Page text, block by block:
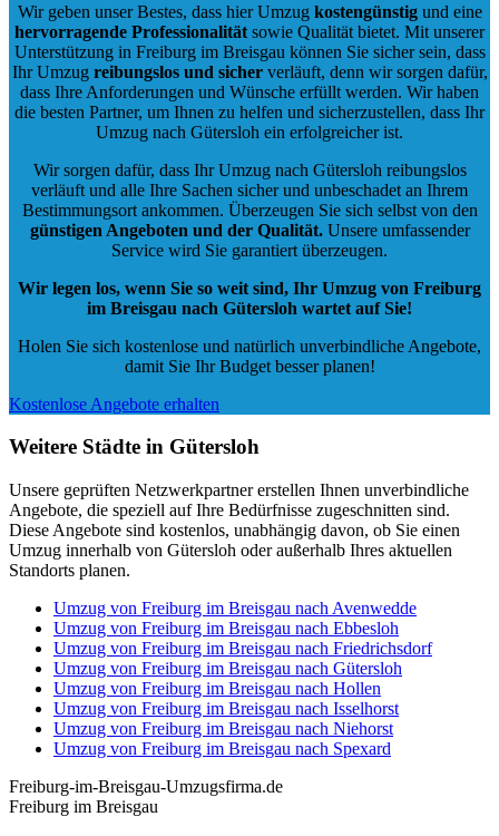
Wir geben unser Bestes, dass hier Umzug kostengünstigund eine
hervorragende Professionalität sowie Qualität bietet. Mit unserer
Unterstützung in Freiburg im Breisgau können Sie sicher sein, dass
Ihr Umzug reibungslos und sicherverläuft, denn wir sorgen dafür,
dass Ihre Anforderungen und Wünsche erfüllt werden. Wir haben
die besten Partner, um Ihnen zu helfen und sicherzustellen, dass Ihr
Umzug nach Gütersloh ein erfolgreicher ist.
Wir sorgen dafür, dass Ihr Umzug nach Gütersloh reibungslos
verläuft und alle Ihre Sachen sicher und unbeschadet an Ihrem
Bestimmungsort ankommen. Überzeugen Sie sich selbst von den
günstigen Angeboten und der Qualität.Unsere umfassender
Service wird Sie garantiert überzeugen.
Wir legen los, wenn Sie so weit sind, Ihr Umzug von Freiburg
im Breisgau nach Gütersloh wartet auf Sie!
Holen Sie sich kostenlose und natürlich unverbindliche Angebote,
damit Sie Ihr Budget besser planen!
Kostenlose Angebote erhalten
Weitere Städte in Gütersloh
Unsere geprüften Netzwerkpartner erstellen Ihnen unverbindliche
Angebote, die speziell auf Ihre Bedürfnisse zugeschnitten sind.
Diese Angebote sind kostenlos, unabhängig davon, ob Sie einen
Umzug innerhalb von Gütersloh oder außerhalb Ihres aktuellen
Standorts planen.
Umzug von Freiburg im Breisgau nach Avenwedde
Umzug von Freiburg im Breisgau nach Ebbesloh
Umzug von Freiburg im Breisgau nach Friedrichsdorf
Umzug von Freiburg im Breisgau nach Gütersloh
Umzug von Freiburg im Breisgau nach Hollen
Umzug von Freiburg im Breisgau nach Isselhorst
Umzug von Freiburg im Breisgau nach Niehorst
Umzug von Freiburg im Breisgau nach Spexard
Freiburg-im-Breisgau-Umzugsfirma.de
Freiburg im Breisgau